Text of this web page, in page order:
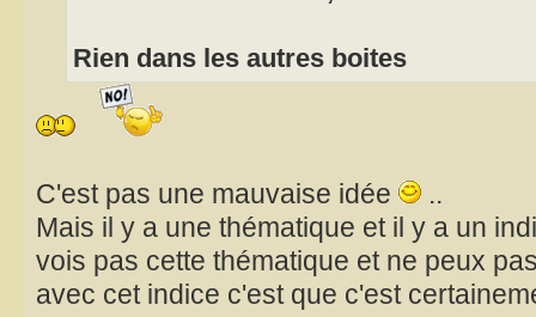
Rien dans les autres boites
C'est pas une mauvaise idée
..
Mais il y a une thématique et il y a un
vois pas cette thématique et ne peux
avec cet indice c'est que c'est